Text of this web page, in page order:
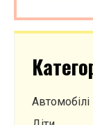
Автомобілі